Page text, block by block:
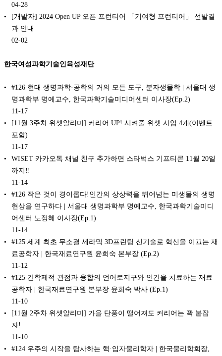
04-28
[개발자] 2024 Open UP 오픈 프런티어 「기여형 프런티어」 선발결
과 안내
02-02
한국여성과학기술인육성재단
#126 현대 생명과학·공학의 거의 모든 도구, 분자생물학 | 서울대 생
명과학부 명예교수, 한국과학기술미디어센터 이사장(Ep.2)
11-17
[11월 3주차 위셋알리미] 커리어 UP! 시켜줄 위셋 사업 4개(이벤트
포함)
11-17
WISET 카카오톡 채널 친구 추가하면 스타벅스 기프티콘 11월 20일
까지‼️
11-14
#126 작은 것이 경이롭다!인간의 상상력을 뛰어넘는 미생물의 생명
현상을 연구하다 | 서울대 생명과학부 명예교수, 한국과학기술미디
어센터 노정혜 이사장(Ep.1)
11-14
#125 세계 최초 무소결 세라믹 3D프린팅 신기술로 혁신을 이끄는 재
료공학자 | 한국재료연구원 윤희숙 본부장 (Ep.2)
11-12
#125 간학제적 관점과 융합의 언어로지구와 인간을 치료하는 재료
공학자 | 한국재료연구원 본부장 윤희숙 박사 (Ep.1)
11-10
[11월 2주차 위셋알리미] 가을 단풍이 떨어져도 커리어는 꽉 붙잡
자!
11-10
#124 우주의 시작을 탐사하는 핵·입자물리학자 | 한국물리학회장,